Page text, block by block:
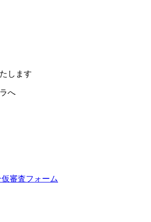
します
へ
仮審査フォーム